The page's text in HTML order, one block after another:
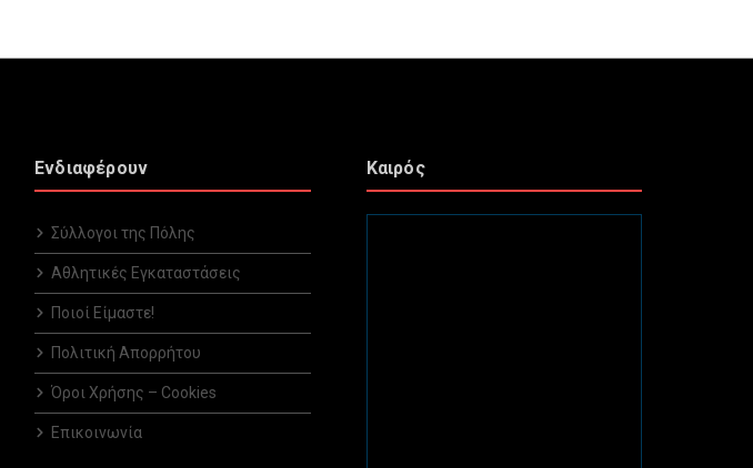
Ενδιαφέρουν
Σύλλογοι της Πόλης
Αθλητικές Εγκαταστάσεις
Ποιοί Είμαστε!
Πολιτική Απορρήτου
Όροι Χρήσης – Cookies
Επικοινωνία
Καιρός